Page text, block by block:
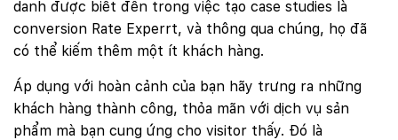
danh được biết đến trong việc tạo case studies là
conversion Rate Experrt, và thông qua chúng, họ đã
có thể kiếm thêm một ít khách hàng.
Áp dụng với hoàn cảnh của bạn hãy trưng ra những
khách hàng thành công, thỏa mãn với dịch vụ sản
phẩm mà bạn cung ứng cho visitor thấy. Đó là